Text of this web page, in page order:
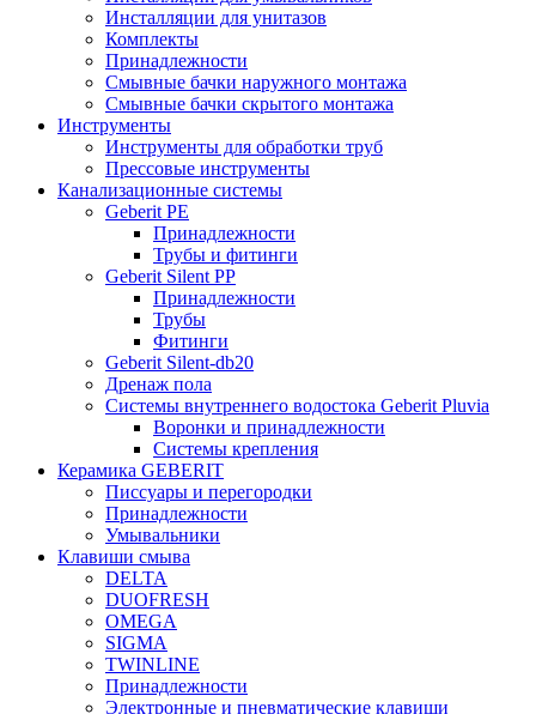
Инсталляции для унитазов
Комплекты
Принадлежности
Смывные бачки наружного монтажа
Смывные бачки скрытого монтажа
Инструменты
Инструменты для обработки труб
Прессовые инструменты
Канализационные системы
Geberit PE
Принадлежности
Трубы и фитинги
Geberit Silent PP
Принадлежности
Трубы
Фитинги
Geberit Silent-db20
Дренаж пола
Системы внутреннего водостока Geberit Pluvia
Воронки и принадлежности
Системы крепления
Керамика GEBERIT
Писсуары и перегородки
Принадлежности
Умывальники
Клавиши смыва
DELTA
DUOFRESH
OMEGA
SIGMA
TWINLINE
Принадлежности
Электронные и пневматические клавиши